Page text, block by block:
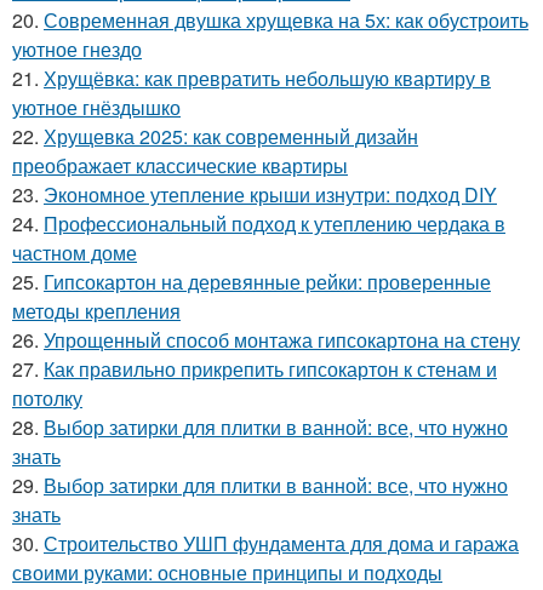
20. Современная двушка хрущевка на 5х: как обустроить
уютное гнездо
21. Хрущёвка: как превратить небольшую квартиру в
уютное гнёздышко
22. Хрущевка 2025: как современный дизайн
преображает классические квартиры
23. Экономное утепление крыши изнутри: подход DIY
24. Профессиональный подход к утеплению чердака в
частном доме
25. Гипсокартон на деревянные рейки: проверенные
методы крепления
26. Упрощенный способ монтажа гипсокартона на стену
27. Как правильно прикрепить гипсокартон к стенам и
потолку
28. Выбор затирки для плитки в ванной: все, что нужно
знать
29. Выбор затирки для плитки в ванной: все, что нужно
знать
30. Строительство УШП фундамента для дома и гаража
своими руками: основные принципы и подходы